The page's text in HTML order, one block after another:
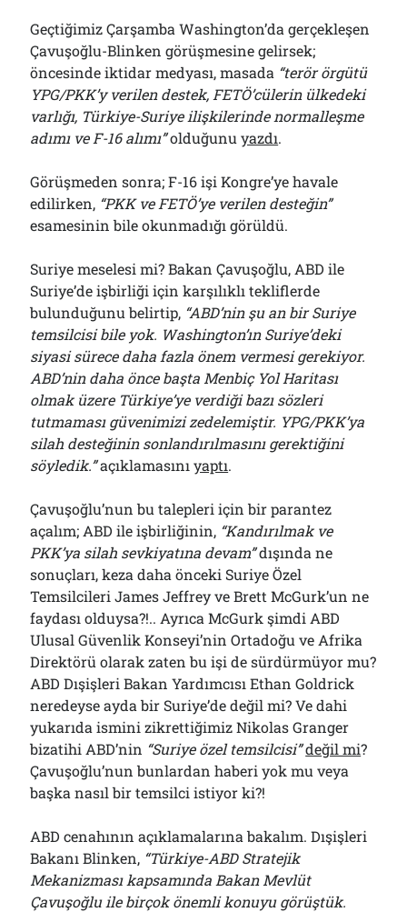
Geçtiğimiz Çarşamba Washington’da gerçekleşen
Çavuşoğlu-Blinken görüşmesine gelirsek;
öncesinde iktidar medyası, masada “terör örgütü
YPG/PKK’y verilen destek, FETÖ’cülerin ülkedeki
varlığı, Türkiye-Suriye ilişkilerinde normalleşme
adımı ve F-16 alımı”olduğunuyazdı.
Görüşmeden sonra; F-16 işi Kongre’ye havale
edilirken, “PKK ve FETÖ’ye verilen desteğin”
esamesinin bile okunmadığı görüldü.
Suriye meselesi mi? Bakan Çavuşoğlu, ABD ile
Suriye’de işbirliği için karşılıklı tekliflerde
bulunduğunu belirtip, “ABD’nin şu an bir Suriye
temsilcisi bile yok. Washington’ın Suriye’deki
siyasi sürece daha fazla önem vermesi gerekiyor.
ABD’nin daha önce başta Menbiç Yol Haritası
olmak üzere Türkiye’ye verdiği bazı sözleri
tutmaması güvenimizi zedelemiştir. YPG/PKK’ya
silah desteğinin sonlandırılmasını gerektiğini
söyledik.”açıklamasınıyaptı.
Çavuşoğlu’nun bu talepleri için bir parantez
açalım; ABD ile işbirliğinin, “Kandırılmak ve
PKK’ya silah sevkiyatına devam”dışında ne
sonuçları, keza daha önceki Suriye Özel
Temsilcileri James Jeffrey ve Brett McGurk’un ne
faydası olduysa?!.. Ayrıca McGurk şimdi ABD
Ulusal Güvenlik Konseyi’nin Ortadoğu ve Afrika
Direktörü olarak zaten bu işi de sürdürmüyor mu?
ABD Dışişleri Bakan Yardımcısı Ethan Goldrick
neredeyse ayda bir Suriye’de değil mi? Ve dahi
yukarıda ismini zikrettiğimiz Nikolas Granger
bizatihi ABD’nin “Suriye özel temsilcisi”değil mi?
Çavuşoğlu’nun bunlardan haberi yok mu veya
başka nasıl bir temsilci istiyor ki?!
ABD cenahının açıklamalarına bakalım. Dışişleri
Bakanı Blinken, “Türkiye-ABD Stratejik
Mekanizması kapsamında Bakan Mevlüt
Çavuşoğlu ile birçok önemli konuyu görüştük.